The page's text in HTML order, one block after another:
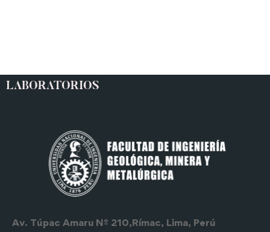
LABORATORIOS
Av. Túpac Amaru Nº 210,Rímac, Lima, Perú